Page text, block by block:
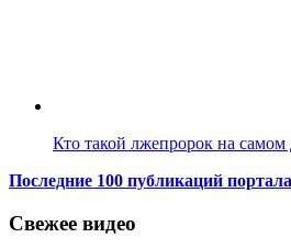
Кто такой лжепророк на самом
Последние 100 публикаций портала
Свежее видео